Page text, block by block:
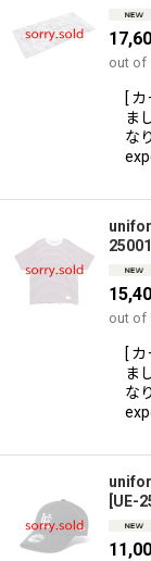
out of
[
ま
な
out of
[
ま
な
UE-